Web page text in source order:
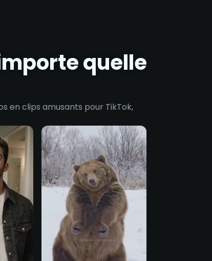
quelle
en clips amusants pour TikTok,